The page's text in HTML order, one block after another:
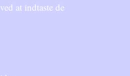
at indtaste de